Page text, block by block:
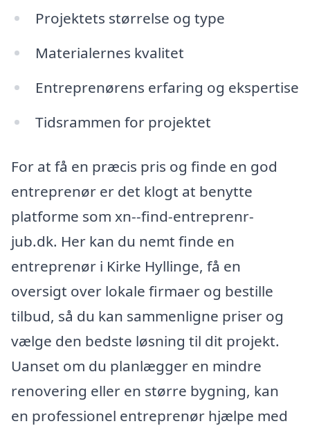
Projektets størrelse og type
Materialernes kvalitet
Entreprenørens erfaring og ekspertise
Tidsrammen for projektet
For at få en præcis pris og finde en god
entreprenør er det klogt at benytte
platforme som xn--find-entreprenr-
jub.dk. Her kan du nemt finde en
entreprenør i Kirke Hyllinge, få en
oversigt over lokale firmaer og bestille
tilbud, så du kan sammenligne priser og
vælge den bedste løsning til dit projekt.
Uanset om du planlægger en mindre
renovering eller en større bygning, kan
en professionel entreprenør hjælpe med